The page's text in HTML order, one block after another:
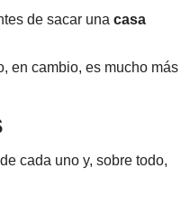
de sacar una casa
en cambio, es mucho más
cada uno y, sobre todo,